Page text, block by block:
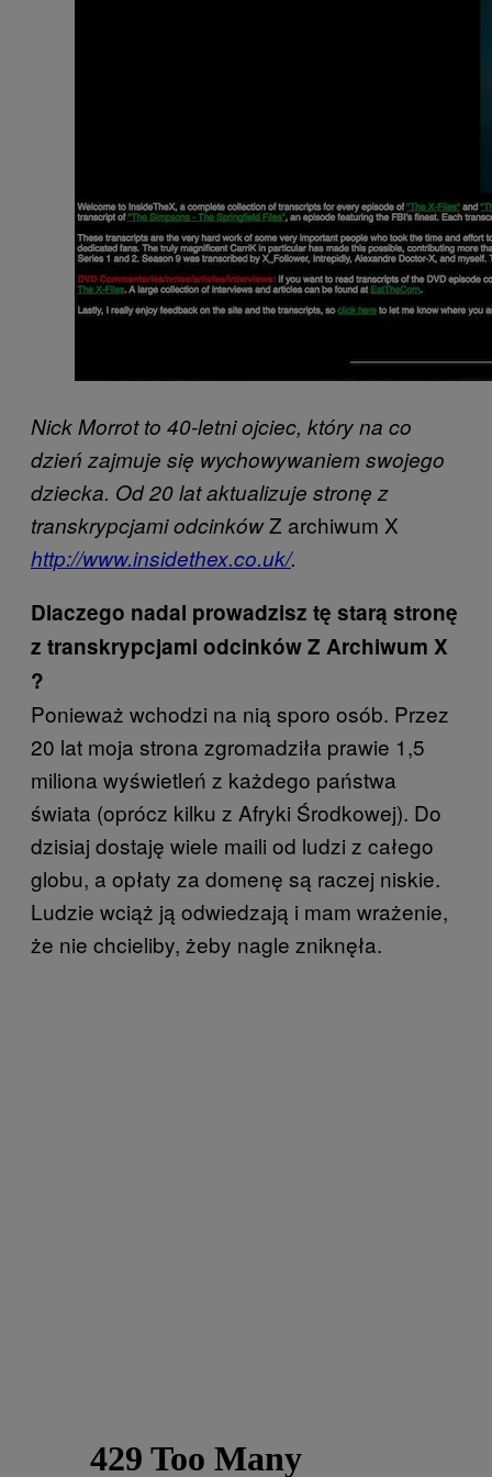
Nick Morrot to 40-letni ojciec, który na co
dzień zajmuje się wychowywaniem swojego
dziecka. Od 20 lat aktualizuje stronę z
transkrypcjami odcinkówZ archiwum X
http://www.insidethex.co.uk/.
Dlaczego nadal prowadzisz tę starą stronę
z transkrypcjami odcinków Z Archiwum X
?
Ponieważ wchodzi na nią sporo osób. Przez
20 lat moja strona zgromadziła prawie 1,5
miliona wyświetleń z każdego państwa
świata (oprócz kilku z Afryki Środkowej). Do
dzisiaj dostaję wiele maili od ludzi z całego
globu, a opłaty za domenę są raczej niskie.
Ludzie wciąż ją odwiedzają i mam wrażenie,
że nie chcieliby, żeby nagle zniknęła.